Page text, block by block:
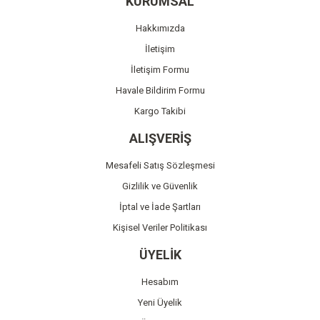
Ürün bilgilerinde hatalar bulunuyor.
Ürün fiyatı diğer sitelerden daha pahalı.
Bu ürüne benzer farklı alternatifler olmalı.
Gönder
Hakkımızda
İletişim
İletişim Formu
Havale Bildirim Formu
Kargo Takibi
ALIŞVERİŞ
Mesafeli Satış Sözleşmesi
Gizlilik ve Güvenlik
İptal ve İade Şartları
Kişisel Veriler Politikası
ÜYELİK
Hesabım
Yeni Üyelik